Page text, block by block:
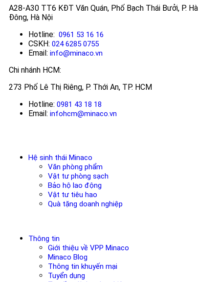
A28-A30 TT6 KĐT Văn Quán, Phố Bạch Thái Bưởi, P. Hà
Đông, Hà Nội
Hotline: 0961 53 16 16
CSKH: 024 6285 0755
Email: info@minaco.vn
Chi nhánh HCM:
273 Phố Lê Thị Riêng, P. Thới An, TP. HCM
Hotline: 0981 43 18 18
Email: infohcm@minaco.vn
Hệ sinh thái Minaco
Văn phòng phẩm
Vật tư phòng sạch
Bảo hộ lao động
Vật tư tiêu hao
Quà tặng doanh nghiệp
Thông tin
Giới thiệu về VPP Minaco
Minaco Blog
Thông tin khuyến mại
Tuyển dụng